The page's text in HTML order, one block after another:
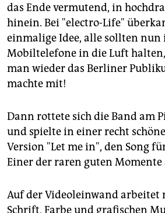
das Ende vermutend, in
hinein. Bei "electro-Life"
einmalige Idee, alle sollten nun
Mobiltelefone in die Luft
man wieder das Berliner
machte mit!
Dann rottete sich die Band am
und spielte in einer recht
Version "Let me in", den Song
Einer der raren guten Momente
Auf der Videoleinwand arbeitet
Schrift, Farbe und grafischen